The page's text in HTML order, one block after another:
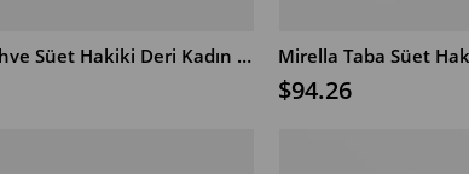
Mirella Acı Kahve Süet Hakiki Deri Kadın Sneaker В КОРЗИНУ
$94.26